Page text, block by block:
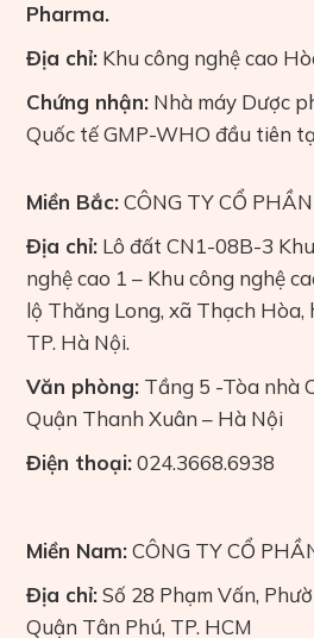
Pharma.
Địa chỉ: Khu công nghệ cao
Chứng nhận: Nhà máy Dược
Quốc tế GMP-WHO đầu tiên
Miền Bắc:CÔNG TY CỔ
Địa chỉ: Lô đất CN1-08B-3
nghệ cao 1 – Khu công nghệ
lộ Thăng Long, xã Thạch
TP. Hà Nội.
Văn phòng: Tầng 5 -Tòa nhà
Quận Thanh Xuân – Hà Nội
Điện thoại: 024.3668.6938
Miền Nam:CÔNG TY CỔ
Địa chỉ:Số 28 Phạm Vấn,
Quận Tân Phú, TP. HCM